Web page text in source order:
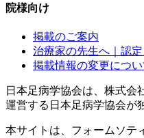
院様向け
掲載のご案内
治療家の先生へ｜認
掲載情報の変更につい
日本足病学協会は、株式会
運営する日本足病学協会が
本サイトは、フォームソテ